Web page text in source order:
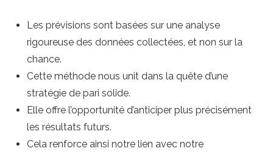
Les prévisions sont basées sur une analyse
rigoureuse des données collectées, et non sur la
chance.
Cette méthode nous unit dans la quête d’une
stratégie de pari solide.
Elle offre l’opportunité d’anticiper plus précisément
les résultats futurs.
Cela renforce ainsi notre lien avec notre